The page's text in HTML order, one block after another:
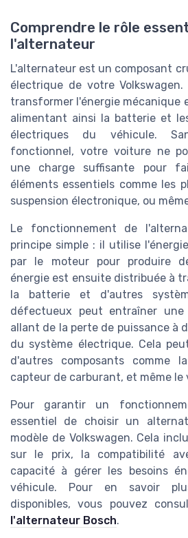
Comprendre le rôle
l'alternateur
L'alternateur est un composant
électrique de votre
transformer l'énergie mécanique
alimentant ainsi la batterie et
électriques du véhicule.
fonctionnel, votre voiture ne
une charge suffisante pour
éléments essentiels comme les
suspension électronique, ou
Le fonctionnement de
principe simple : il utilise
par le moteur pour produire
énergie est ensuite distribuée à
la batterie et d'autres
défectueux peut entraîner une
allant de la perte de puissance à
du système électrique. Cela
d'autres composants comme
capteur de carburant, et même le
Pour garantir un
essentiel de choisir un
modèle de Volkswagen. Cela
sur le prix, la compatibilité
capacité à gérer les besoins
véhicule. Pour en savoir
disponibles, vous pouvez
l'alternateur Bosch.